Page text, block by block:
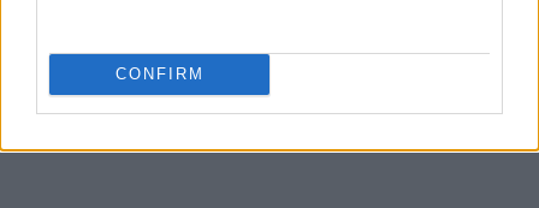
CONFIRM
camembert